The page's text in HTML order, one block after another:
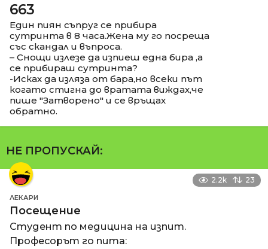
663
Един пиян съпруг се прибира
сутринта в 8 часа.Жена му го посреща
със скандал и въпроса.
– Снощи излезе да изпиеш една бира ,а
се прибираш сутринта?
-Исках да изляза от бара,но всеки път
когато стигна до вратата виждах,че
пише "Затворено" и се връщах
обратно.
НЕ ПРОПУСКАЙ:
2.2k 23
ЛЕКАРИ
Посещение
Студент по медицина на изпит.
Професорът го пита: